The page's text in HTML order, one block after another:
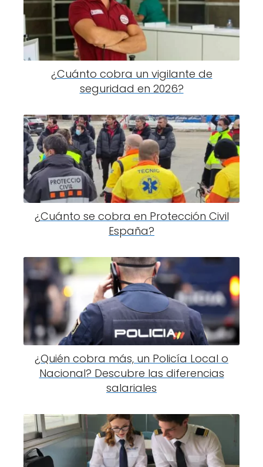
¿Cuánto cobra un vigilante de
seguridad en 2026?
¿Cuánto se cobra en Protección Civil
España?
¿Quién cobra más, un Policía Local o
Nacional? Descubre las diferencias
salariales